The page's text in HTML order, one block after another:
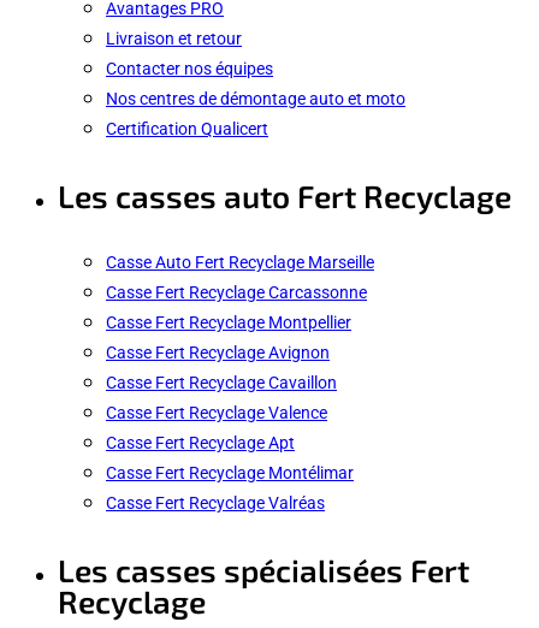
Avantages PRO
Livraison et retour
Contacter nos équipes
Nos centres de démontage auto et moto
Certification Qualicert
Les casses auto Fert Recyclage
Casse Auto Fert Recyclage Marseille
Casse Fert Recyclage Carcassonne
Casse Fert Recyclage Montpellier
Casse Fert Recyclage Avignon
Casse Fert Recyclage Cavaillon
Casse Fert Recyclage Valence
Casse Fert Recyclage Apt
Casse Fert Recyclage Montélimar
Casse Fert Recyclage Valréas
Les casses spécialisées Fert
Recyclage